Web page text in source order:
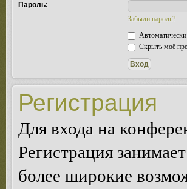
Пароль:
Забыли пароль?
Скрыть моё
Регистрация
Для входа на
Регистрация
более широкие